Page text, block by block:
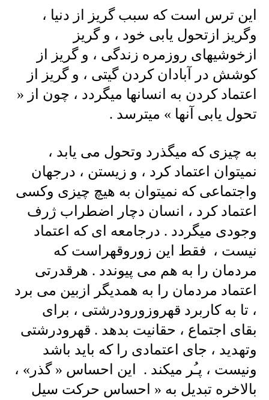
این ترس است که سبب گریز از دنیا ،
وگریز ازتحول یابی خود ، و گریز
ازخوشیهای روزمره زندگی ، و گریز از
کوشش در آبادان کردن گیتی ، و گریز از
اعتماد کردن به انسانها میگردد ، چون از «
تحول یابی آنها » میترسد .
به چیزی که میگذرد وتحول می یابد ،
نمیتوان اعتماد کرد ، و زیستن ، درجهان
واجتماعی که نمیتوان به هیچ چیزی وکسی
اعتماد کرد ، انسان دچار اضطراب ژرف
وجودی میگردد . درجامعه ای که اعتماد
نیست ، فقط این زوروقهراست که
مردمان را به هم می پیوندد . هرقدرتی
اعتماد مردمان را به همدیگر ازبین می برد
، تا به کاربرد قهروزورودرشتی ، برای
بقای اجتماع ، حقانیت بدهد . قهرودرشتی
وتهدید ، جای اعتمادی را که باید باشد
ونیست ، پـُر میکند . این احساس « گذر» ،
بالاخره تبدیل به « احساس حرکت سیل